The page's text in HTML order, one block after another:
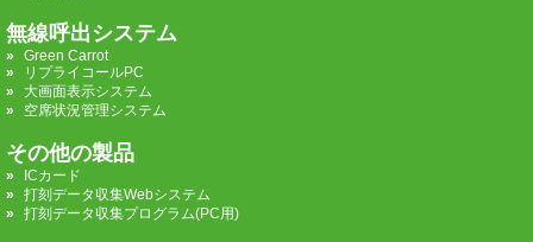
無線呼出システム
Green Carrot
リプライコールPC
大画面表示システム
空席状況管理システム
その他の製品
ICカード
打刻データ収集Webシステム
打刻データ収集プログラム(PC用)